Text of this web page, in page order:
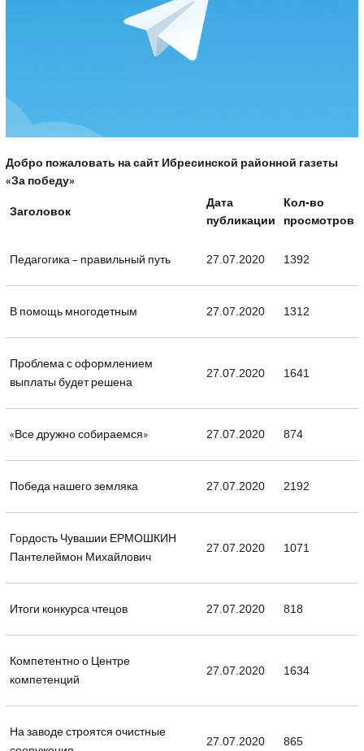
Добро пожаловать на сайт Ибресинской районной газеты
«За победу»
Заголовок
Дата
публикации
Кол-во
просмотров
Педагогика – правильный путь 27.07.2020 1392
В помощь многодетным 27.07.2020 1312
Проблема с оформлением
выплаты будет решена
27.07.2020 1641
«Все дружно собираемся» 27.07.2020 874
Победа нашего земляка 27.07.2020 2192
Гордость Чувашии ЕРМОШКИН
Пантелеймон Михайлович
27.07.2020 1071
Итоги конкурса чтецов 27.07.2020 818
Компетентно о Центре
компетенций
27.07.2020 1634
На заводе строятся очистные
27.07.2020 865